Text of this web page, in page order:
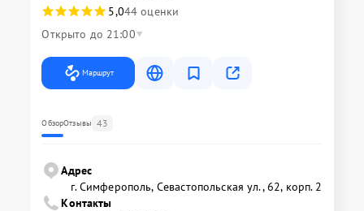
5,044 оценки
Открыто до 21:00
Маршрут
ОбзорОтзывы 43
Адрес
г. Симферополь, Севастопольская ул., 62, корп. 2
Контакты